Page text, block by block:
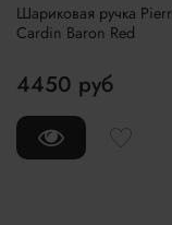
Шариковая ручка
Cardin Baron Red
4450 руб